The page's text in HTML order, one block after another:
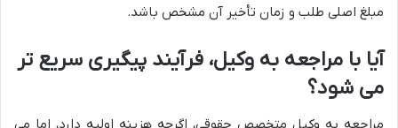
مبلغ اصلی طلب و زمان تأخیر آن مشخص باشد.
آیا با مراجعه به وکیل، فرآیند پیگیری سریع تر
می شود؟
مراجعه به وکیل متخصص حقوقی، اگرچه هزینه اولیه دارد، اما می